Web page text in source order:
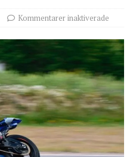
Kommentarer inaktiverade